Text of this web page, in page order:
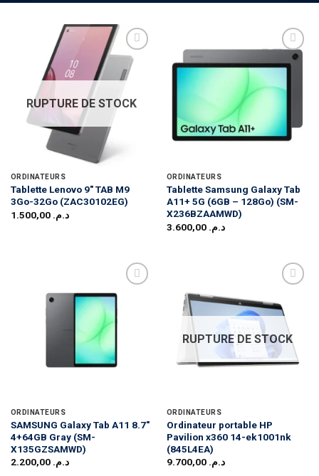
RUPTURE DE STOCK
ORDINATEURS
Tablette Lenovo 9″ TAB M9
3Go-32Go (ZAC30102EG)
د.م. 1.500,00
ORDINATEURS
Tablette Samsung Galaxy Tab
A11+ 5G (6GB – 128Go) (SM-
X236BZAAMWD)
د.م. 3.600,00
ORDINATEURS
SAMSUNG Galaxy Tab A11 8.7″
4+64GB Gray (SM-
X135GZSAMWD)
د.م. 2.200,00
RUPTURE DE STOCK
ORDINATEURS
Ordinateur portable HP
Pavilion x360 14-ek1001nk
(845L4EA)
د.م. 9.700,00